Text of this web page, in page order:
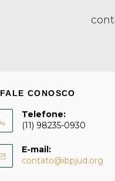
FALE CONOSCO
Telefone:
(11) 98235-0930
E-mail:
contato@ibpjud.org